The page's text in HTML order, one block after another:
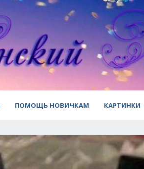
ПОМОЩЬ НОВИЧКАМ КАРТИНКИ